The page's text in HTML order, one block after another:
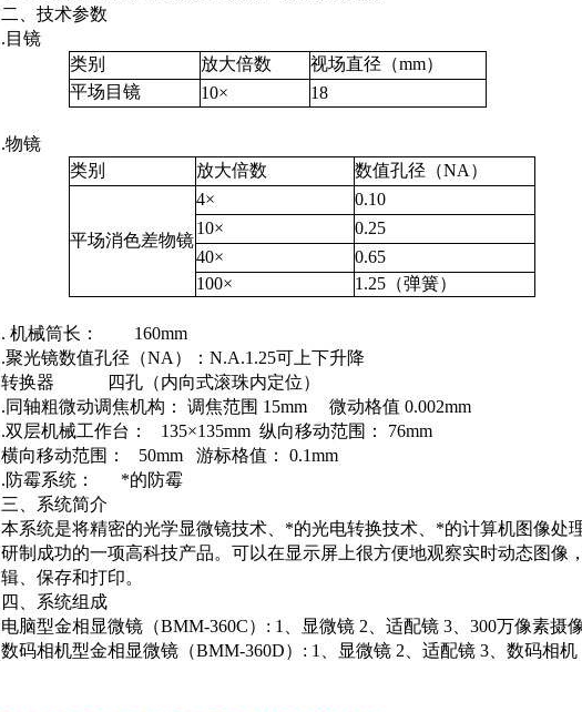
二、技术参数
. 目镜
类别
放大倍数 视场直径（mm）
平场目镜
10× 18
.物镜
类别
放大倍数 数值孔径（NA ）
平场消色差物镜
4×
0.10
10×
0.25
40×
0.65
100× 1.25（弹簧）
. 机械筒长：
160mm
.聚光镜数值孔径（NA ）： N.A.1.25可上下升降
转换器
四孔 （内向式滚珠内定位）
.同轴粗微动调焦机构： 调焦范围 15mm 微动格值 0.002mm
.双层机械工作台： 135×135mm 纵向移动范围：
76mm
横向移动范围：
50mm 游标格值：
0.1mm
.防霉系统：
*的防霉
三、系统简介
本系统是将精密的光学显微镜技术、*的光电转换技术、*的计算机图像处
研制成功的一项高科技产品。可以在显示屏上很方便地观察实时动态图像
辑、保存和打印。
四、系统组成
电脑型金相显微镜 （BMM-360C）: 1 、显微镜 2 、适配镜 3 300万像素摄
数码相机型金相显微镜 （BMM-360D）: 1 、显微镜 2 、适配镜 3 、数码相机